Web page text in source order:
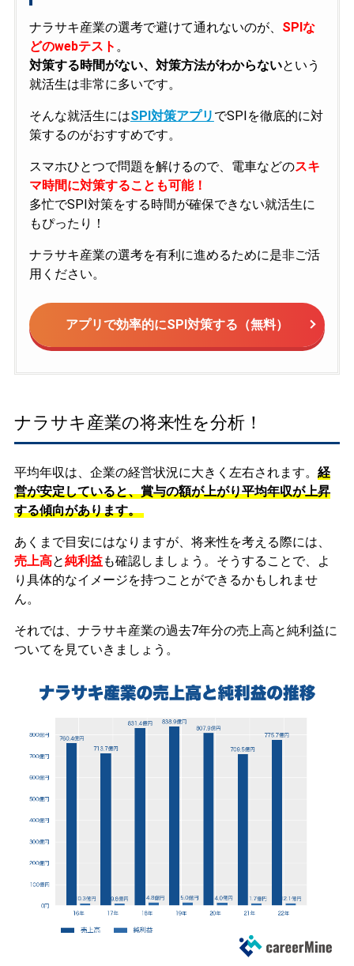
ナラサキ産業の選考で避けて通れないのが、 SPIな
どのwebテスト 。
対策する時間がない、対策方法がわからないという
就活生は非常に多いです。
そんな就活生にはSPI対策アプリ でSPIを徹底的に対
策するのがおすすめです。
スマホひとつで問題を解けるので、電車などのスキ
マ時間に対策することも可能！
多忙でSPI対策をする時間が確保できない就活生に
もぴったり！
ナラサキ産業の選考を有利に進めるために是非ご活
用ください。
アプリで効率的にSPI対策する（無料）
ナラサキ産業の将来性を分析！
平均年収は、企業の経営状況に大きく左右されます。 経
営が安定していると、賞与の額が上がり平均年収が上昇
する傾向があります。
あくまで目安にはなりますが、将来性を考える際には、
売上高と純利益も確認しましょう。そうすることで、よ
り具体的なイメージを持つことができるかもしれませ
ん。
それでは、ナラサキ産業の過去7年分の売上高と純利益に
ついてを見ていきましょう。